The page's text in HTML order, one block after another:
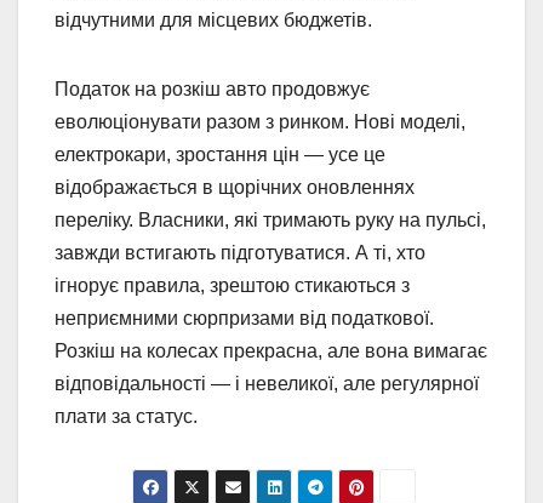
відчутними для місцевих бюджетів.
Податок на розкіш авто продовжує
еволюціонувати разом з ринком. Нові моделі,
електрокари, зростання цін — усе це
відображається в щорічних оновленнях
переліку. Власники, які тримають руку на пульсі,
завжди встигають підготуватися. А ті, хто
ігнорує правила, зрештою стикаються з
неприємними сюрпризами від податкової.
Розкіш на колесах прекрасна, але вона вимагає
відповідальності — і невеликої, але регулярної
плати за статус.